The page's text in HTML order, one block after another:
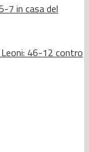
7 in casa del
Leoni: 46-12 contro